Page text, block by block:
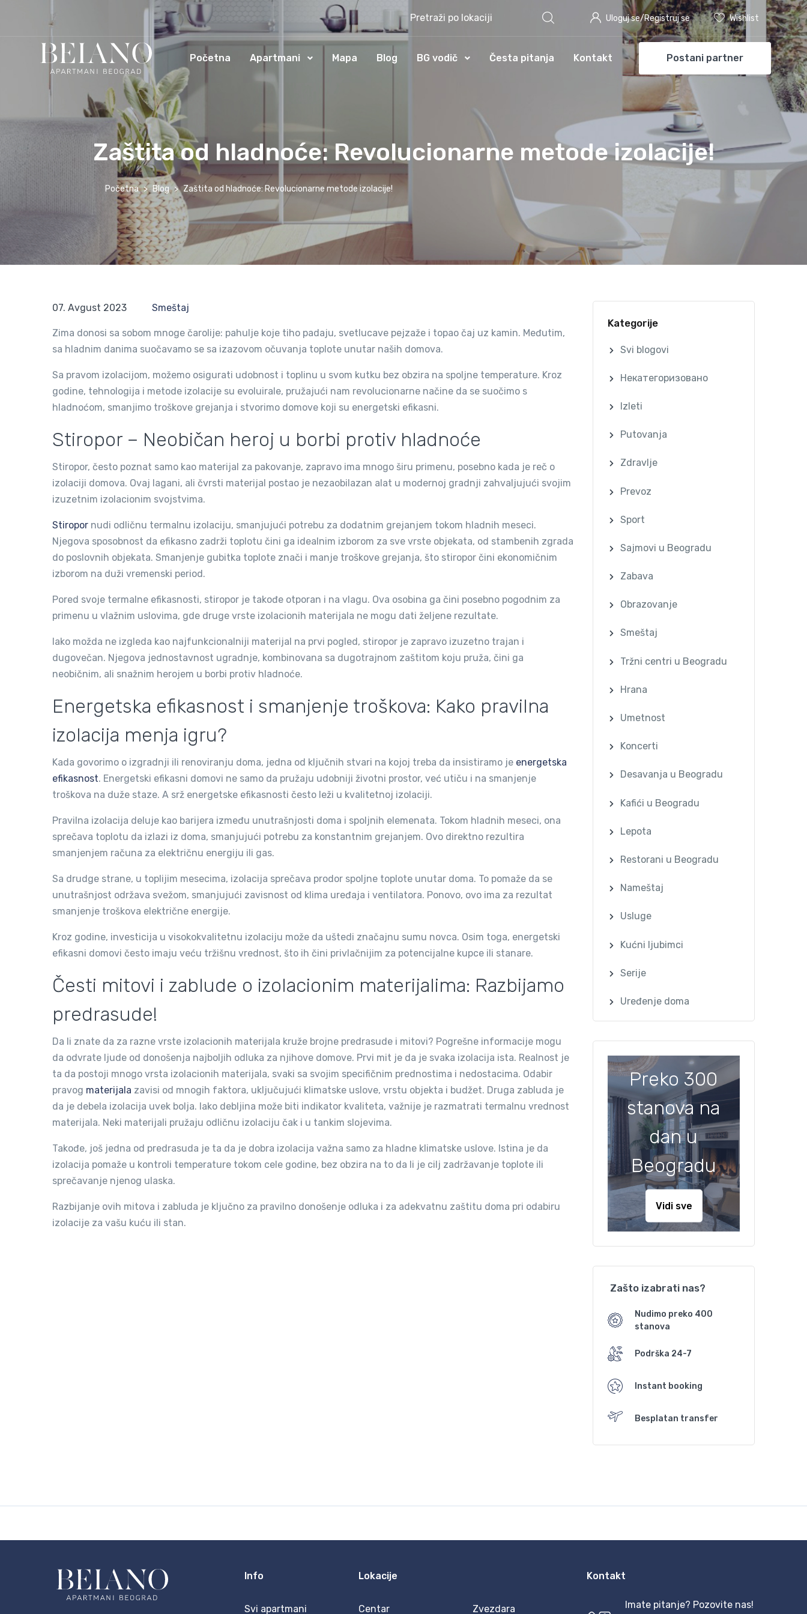
Pretraži po lokaciji Uloguj se/Registruj se Wishlist
Početna Apartmani Mapa Blog BG vodič Česta pitanja Kontakt Postani partner
Zaštita od hladnoće: Revolucionarne metode izolacije!
Početna Blog Zaštita od hladnoće: Revolucionarne metode izolacije!
07. Avgust 2023 Smeštaj
Zima donosi sa sobom mnoge čarolije: pahulje koje tiho padaju, svetlucave pejzaže i topao čaj uz kamin. Međutim,
sa hladnim danima suočavamo se sa izazovom očuvanja toplote unutar naših domova.
Sa pravom izolacijom, možemo osigurati udobnost i toplinu u svom kutku bez obzira na spoljne temperature. Kroz
godine, tehnologija i metode izolacije su evoluirale, pružajući nam revolucionarne načine da se suočimo s
hladnoćom, smanjimo troškove grejanja i stvorimo domove koji su energetski efikasni.
Stiropor – Neobičan heroj u borbi protiv hladnoće
Stiropor, često poznat samo kao materijal za pakovanje, zapravo ima mnogo širu primenu, posebno kada je reč o
izolaciji domova. Ovaj lagani, ali čvrsti materijal postao je nezaobilazan alat u modernoj gradnji zahvaljujući svojim
izuzetnim izolacionim svojstvima.
Stiropor nudi odličnu termalnu izolaciju, smanjujući potrebu za dodatnim grejanjem tokom hladnih meseci.
Njegova sposobnost da efikasno zadrži toplotu čini ga idealnim izborom za sve vrste objekata, od stambenih zgrada
do poslovnih objekata. Smanjenje gubitka toplote znači i manje troškove grejanja, što stiropor čini ekonomičnim
izborom na duži vremenski period.
Pored svoje termalne efikasnosti, stiropor je takođe otporan i na vlagu. Ova osobina ga čini posebno pogodnim za
primenu u vlažnim uslovima, gde druge vrste izolacionih materijala ne mogu dati željene rezultate.
Iako možda ne izgleda kao najfunkcionalniji materijal na prvi pogled, stiropor je zapravo izuzetno trajan i
dugovečan. Njegova jednostavnost ugradnje, kombinovana sa dugotrajnom zaštitom koju pruža, čini ga
neobičnim, ali snažnim herojem u borbi protiv hladnoće.
Energetska efikasnost i smanjenje troškova: Kako pravilna
izolacija menja igru?
Kada govorimo o izgradnji ili renoviranju doma, jedna od ključnih stvari na kojoj treba da insistiramo je energetska
efikasnost. Energetski efikasni domovi ne samo da pružaju udobniji životni prostor, već utiču i na smanjenje
troškova na duže staze. A srž energetske efikasnosti često leži u kvalitetnoj izolaciji.
Pravilna izolacija deluje kao barijera između unutrašnjosti doma i spoljnih elemenata. Tokom hladnih meseci, ona
sprečava toplotu da izlazi iz doma, smanjujući potrebu za konstantnim grejanjem. Ovo direktno rezultira
smanjenjem računa za električnu energiju ili gas.
Sa drudge strane, u toplijim mesecima, izolacija sprečava prodor spoljne toplote unutar doma. To pomaže da se
unutrašnjost održava svežom, smanjujući zavisnost od klima uređaja i ventilatora. Ponovo, ovo ima za rezultat
smanjenje troškova električne energije.
Kroz godine, investicija u visokokvalitetnu izolaciju može da uštedi značajnu sumu novca. Osim toga, energetski
efikasni domovi često imaju veću tržišnu vrednost, što ih čini privlačnijim za potencijalne kupce ili stanare.
Česti mitovi i zablude o izolacionim materijalima: Razbijamo
predrasude!
Da li znate da za razne vrste izolacionih materijala kruže brojne predrasude i mitovi? Pogrešne informacije mogu
da odvrate ljude od donošenja najboljih odluka za njihove domove. Prvi mit je da je svaka izolacija ista. Realnost je
ta da postoji mnogo vrsta izolacionih materijala, svaki sa svojim specifičnim prednostima i nedostacima. Odabir
pravog materijala zavisi od mnogih faktora, uključujući klimatske uslove, vrstu objekta i budžet. Druga zabluda je
da je debela izolacija uvek bolja. Iako debljina može biti indikator kvaliteta, važnije je razmatrati termalnu vrednost
materijala. Neki materijali pružaju odličnu izolaciju čak i u tankim slojevima.
Takođe, još jedna od predrasuda je ta da je dobra izolacija važna samo za hladne klimatske uslove. Istina je da
izolacija pomaže u kontroli temperature tokom cele godine, bez obzira na to da li je cilj zadržavanje toplote ili
sprečavanje njenog ulaska.
Razbijanje ovih mitova i zabluda je ključno za pravilno donošenje odluka i za adekvatnu zaštitu doma pri odabiru
izolacije za vašu kuću ili stan.
Kategorije
Svi blogovi
Некатегоризовано
Izleti
Putovanja
Zdravlje
Prevoz
Sport
Sajmovi u Beogradu
Zabava
Obrazovanje
Smeštaj
Tržni centri u Beogradu
Hrana
Umetnost
Koncerti
Desavanja u Beogradu
Kafići u Beogradu
Lepota
Restorani u Beogradu
Nameštaj
Usluge
Kućni ljubimci
Serije
Uređenje doma
Preko 300
stanova na
dan u
Beogradu
Vidi sve
Zašto izabrati nas?
Nudimo preko 400
stanova
Podrška 24-7
Instant booking
Besplatan transfer
Info
Svi apartmani
Lokacije
Centar Zvezdara
Kontakt
Imate pitanje? Pozovite nas!